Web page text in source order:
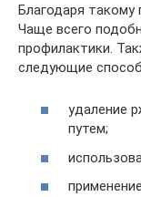
Благодаря
Чаще всего
профилактики.
следующие
удаление
путем;